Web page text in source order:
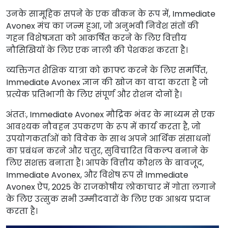
उनके सामूहिक सपने के एक बीकन के रूप में, Immediate
Avonex मंच का जन्म हुआ, जो अनुभवी निवेश संतों की
गहन विशेषज्ञता को आकर्षित करने के लिए वित्तीय
नौसिखियों के लिए एक नाली की पेशकश करता है।
व्यक्तिगत शैक्षिक यात्रा को क्राफ्ट करने के लिए समर्पित,
Immediate Avonex ज्ञान की खोज का वादा करता है जो
प्रत्येक प्रतिभागी के लिए संपूर्ण और रोशन दोनों है।
अंततः, Immediate Avonex मौद्रिक भंवर के माध्यम से एक
आवश्यक नौवहन उपकरण के रूप में कार्य करता है, जो
उपयोगकर्ताओं को विवेक के साथ अपने आर्थिक संसाधनों
का प्रबंधन करने और चतुर, सुविचारित विकल्प बनाने के
लिए सशक्त बनाता है। आपके वित्तीय कौशल के बावजूद,
Immediate Avonex, और विशेष रूप से Immediate
Avonex ऐप, 2025 के राजकोषीय लोकाचार में गोता लगाने
के लिए उत्सुक सभी उम्मीदवारों के लिए एक आश्रय प्रदान
करता है।